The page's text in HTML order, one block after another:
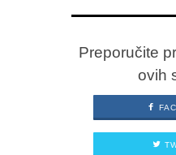
Preporučite
ovih